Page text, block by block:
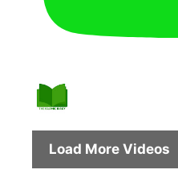
Load More Videos